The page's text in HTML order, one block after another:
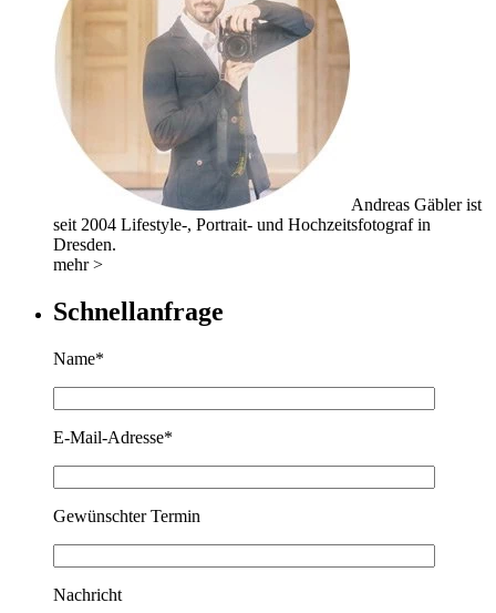
Andreas Gäbler ist
seit 2004 Lifestyle-, Portrait- und Hochzeitsfotograf in
Dresden.
mehr >
Schnellanfrage
Name*
E-Mail-Adresse*
Gewünschter Termin
Nachricht